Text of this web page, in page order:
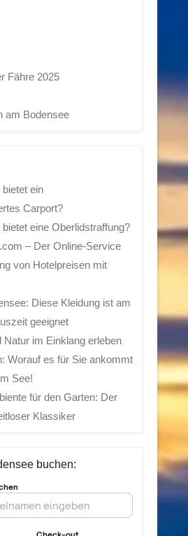
Fähre 2025
am Bodensee
ein
Carport?
eine Oberlidstraffung?
– Der Online-Service
von Hotelpreisen mit
Diese Kleidung ist am
geeignet
Natur im Einklang erleben
Worauf es für Sie ankommt
See!
für den Garten: Der
Klassiker
buchen: